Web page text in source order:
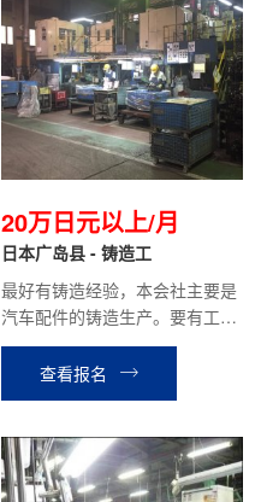
20万日元以上/月
日本广岛县 - 铸造工
最好有铸造经验，本会社主要是
汽车配件的铸造生产。要有工厂
工作经验。
查看报名